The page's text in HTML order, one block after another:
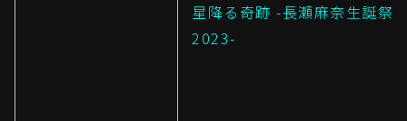
星降る奇跡 -長瀬麻奈生誕祭
2023-